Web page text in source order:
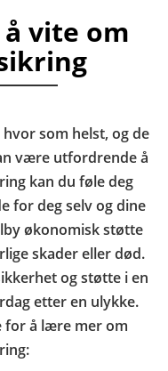
vite om
som helst, og de
være utfordrende å
kan du føle deg
for deg selv og dine
økonomisk støtte
skader eller død.
og støtte i en
etter en ulykke.
for å lære mer om